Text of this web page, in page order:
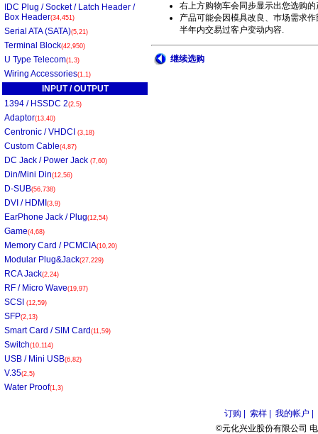
IDC Plug / Socket / Latch Header /
Box Header(34,451)
Serial ATA (SATA)(5,21)
Terminal Block(42,950)
U Type Telecom(1,3)
Wiring Accessories(1,1)
INPUT / OUTPUT
1394 / HSSDC 2(2,5)
Adaptor(13,40)
Centronic / VHDCI (3,18)
Custom Cable(4,87)
DC Jack / Power Jack (7,60)
Din/Mini Din(12,56)
D-SUB(56,738)
DVI / HDMI (3,9)
EarPhone Jack / Plug(12,54)
Game(4,68)
Memory Card / PCMCIA(10,20)
Modular Plug&Jack(27,229)
RCA Jack(2,24)
RF / Micro Wave(19,97)
SCSI (12,59)
SFP(2,13)
Smart Card / SIM Card (11,59)
Switch(10,114)
USB / Mini USB(6,82)
V.35(2,5)
Water Proof(1,3)
右上方购物车会同步显示出您选购的
产品可能会因模具改良、巿场需求
半年内交易过客户变动内容.
继续选购
订购 | 索样 |
我的帐户 |
©元化兴业股份有限公司